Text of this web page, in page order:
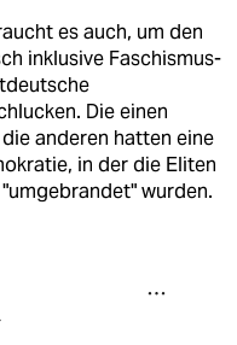
es auch, um den
inklusive Faschismus-
Die einen
anderen hatten eine
in der die Eliten
wurden.